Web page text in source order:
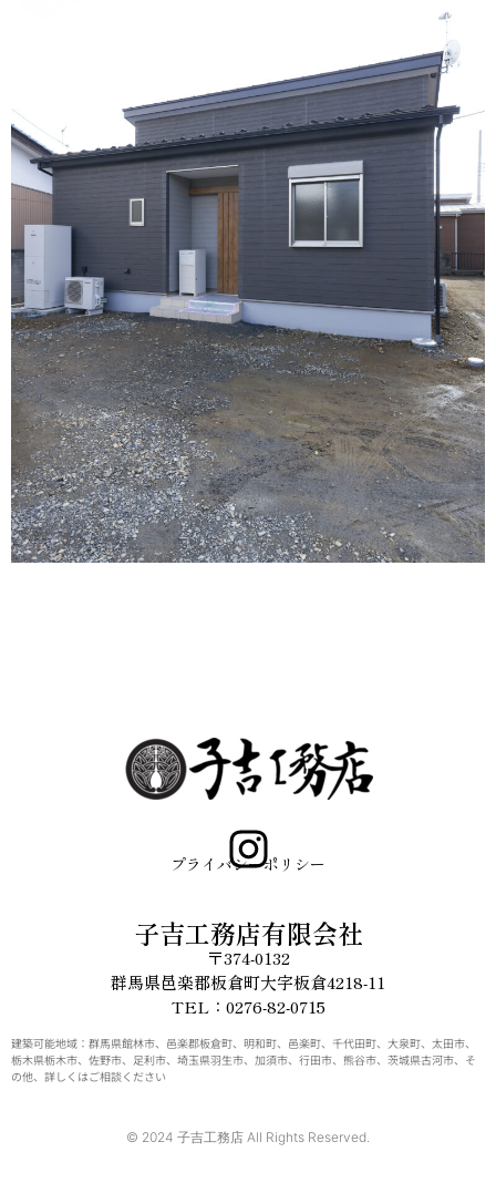
プライバシーポリシー
子吉工務店有限会社
〒374-0132
群馬県邑楽郡板倉町大字板倉4218-11
TEL：0276-82-0715
建築可能地域：群馬県館林市、邑楽郡板倉町、明和町、邑楽町、千代田町、大泉町、太田市、
栃木県栃木市、佐野市、足利市、埼玉県羽生市、加須市、行田市、熊谷市、茨城県古河市、そ
の他、詳しくはご相談ください
© 2024 子吉工務店 All Rights Reserved.